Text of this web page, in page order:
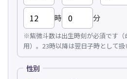
時 分
※紫微斗数は出生時刻が必須です（
用）。23時以降は翌日子時として扱
性別